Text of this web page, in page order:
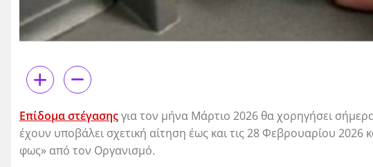
Επίδομα στέγασηςγια τον μήνα Μάρτιο 2026 θα χορηγήσει
έχουν υποβάλει σχετική αίτηση έως και τις 28 Φεβρουαρίου 2026
φως» από τον Οργανισμό.